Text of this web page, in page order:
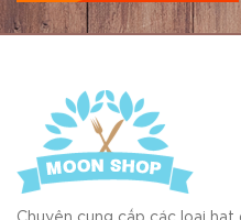
Chuyên cung cấp các loại